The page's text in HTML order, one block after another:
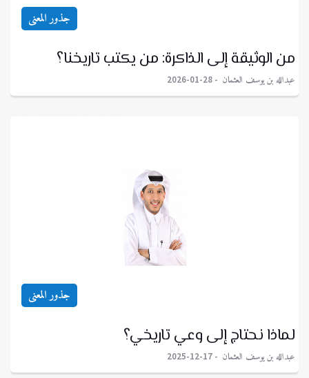
جذور المعنى
من الوثيقة إلى الذاكرة: من يكتب تاريخنا؟
عبدالله بن يوسف العثمان 2026-01-28
جذور المعنى
لماذا نحتاج إلى وعي تاريخي؟
عبدالله بن يوسف العثمان 2025-12-17